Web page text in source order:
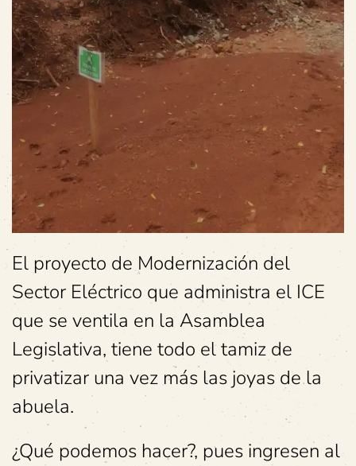
El proyecto de Modernización del
Sector Eléctrico que administra el ICE
que se ventila en la Asamblea
Legislativa, tiene todo el tamiz de
privatizar una vez más las joyas de la
abuela.
¿Qué podemos hacer?, pues ingresen al